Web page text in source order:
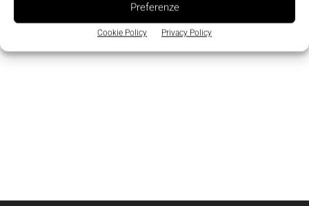
Preferenze
Cookie Policy Privacy Policy